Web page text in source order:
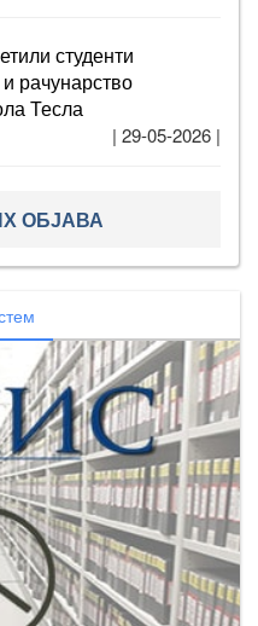
студенти
рачунарство
Тесла
| 29-05-2026 |
ОБЈАВА